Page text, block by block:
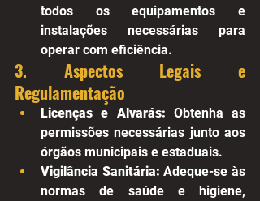
todos os equipamentos e
instalações necessárias para
operar com eficiência.
3. Aspectos Legais e
Regulamentação
Licenças e Alvarás: Obtenha as
permissões necessárias junto aos
órgãos municipais e estaduais.
Vigilância Sanitária: Adeque-se às
normas de saúde e higiene,